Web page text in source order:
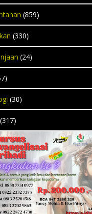
(859)
(330)
(24)
(30)
(317)